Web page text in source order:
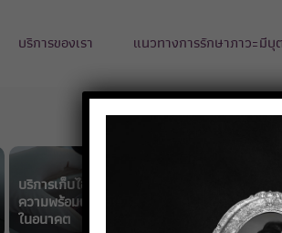
บริการของเรา แนวทางการรักษาภาวะมีบุ
บริการเก็บไข่ เก็บรักษา
ความพร้อมเพื่อการมีบุตร
ในอนาคต
การช่วยฟักตัวอ่
(Assisted